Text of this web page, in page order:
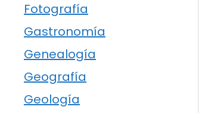
Fotografía
Gastronomía
Genealogía
Geografía
Geología